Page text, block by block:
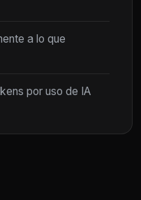
a lo que
por uso de IA